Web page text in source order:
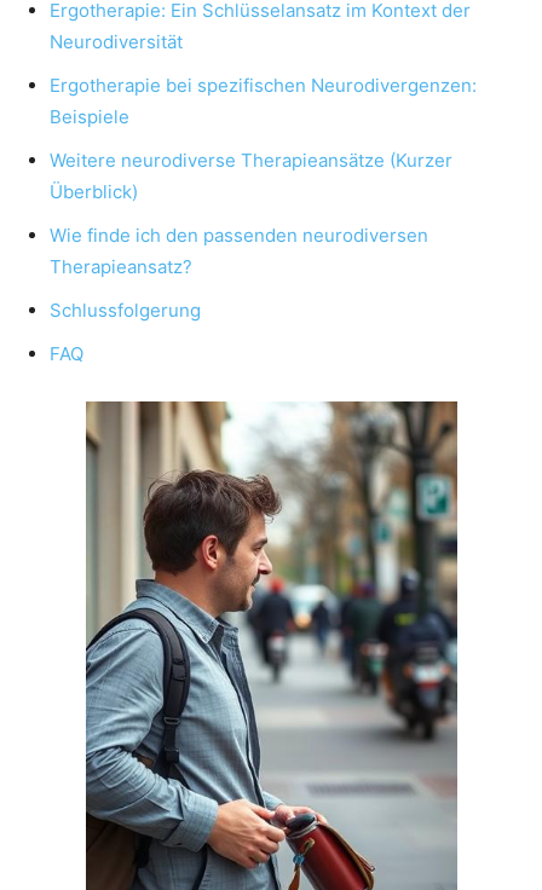
Ergotherapie: Ein Schlüsselansatz im Kontext der
Neurodiversität
Ergotherapie bei spezifischen Neurodivergenzen:
Beispiele
Weitere neurodiverse Therapieansätze (Kurzer
Überblick)
Wie finde ich den passenden neurodiversen
Therapieansatz?
Schlussfolgerung
FAQ